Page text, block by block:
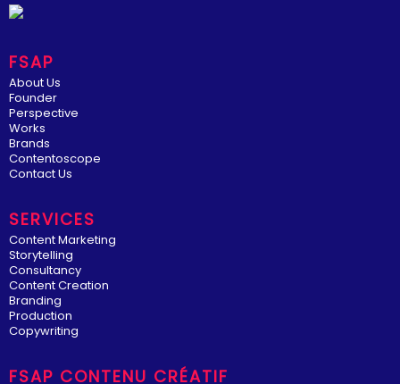
FSAP
About Us
Founder
Perspective
Works
Brands
Contentoscope
Contact Us
SERVICES
Content Marketing
Storytelling
Consultancy
Content Creation
Branding
Production
Copywriting
FSAP CONTENU CRÉATIF